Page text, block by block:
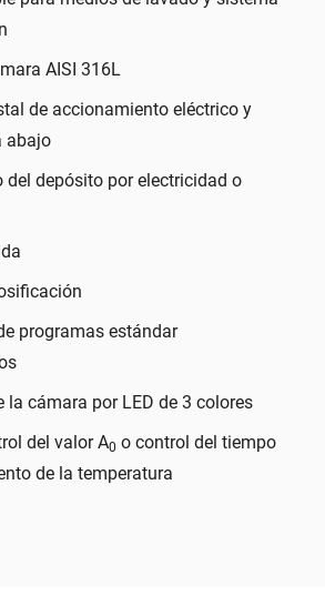
AISI 316L
de accionamiento eléctrico y
abajo
del depósito por electricidad o
programas estándar
la cámara por LED de 3 colores
del valor A0 o control del tiempo
de la temperatura